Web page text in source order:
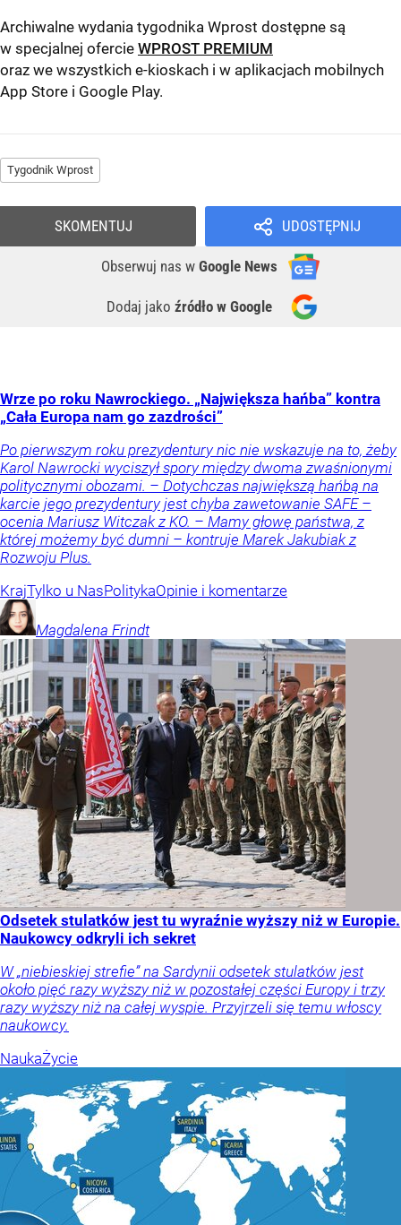
Archiwalne wydania tygodnika Wprost dostępne są
w specjalnej ofercie WPROST PREMIUM
oraz we wszystkich e-kioskach i w aplikacjach mobilnych
App Store i Google Play.
Tygodnik Wprost
UDOSTĘPNIJ
Obserwuj nas w Google News
Dodaj jako źródło w Google
SKOMENTUJ
Wrze po roku Nawrockiego. „Największa hańba” kontra
„Cała Europa nam go zazdrości”
Po pierwszym roku prezydentury nic nie wskazuje na to, żeby
Karol Nawrocki wyciszył spory między dwoma zwaśnionymi
politycznymi obozami. – Dotychczas największą hańbą na
karcie jego prezydentury jest chyba zawetowanie SAFE –
ocenia Mariusz Witczak z KO. – Mamy głowę państwa, z
której możemy być dumni – kontruje Marek Jakubiak z
Rozwoju Plus.
KrajTylko u NasPolitykaOpinie i komentarze
Magdalena Frindt
Odsetek stulatków jest tu wyraźnie wyższy niż w Europie.
Naukowcy odkryli ich sekret
W „niebieskiej strefie” na Sardynii odsetek stulatków jest
około pięć razy wyższy niż w pozostałej części Europy i trzy
razy wyższy niż na całej wyspie. Przyjrzeli się temu włoscy
naukowcy.
NaukaŻycie